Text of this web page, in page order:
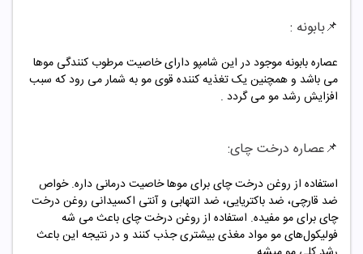
📌بابونه :
عصاره بابونه موجود در این شامپو دارای خاصیت مرطوب کنندگی موها
می باشد و همچنین یک تغذیه کننده قوی مو به شمار می رود که سبب
افزایش رشد مو می گردد .
📌عصاره درخت چای:
استفاده از روغن درخت چای برای موها خاصیت درمانی داره. خواص
ضد قارچی، ضد باکتریایی، ضد التهابی و آنتی اکسیدانی روغن درخت
چای برای مو مفیده. استفاده از روغن درخت چای باعث می شه
فولیکول‌های مو مواد مغذی بیشتری جذب کنند و در نتیجه این باعث